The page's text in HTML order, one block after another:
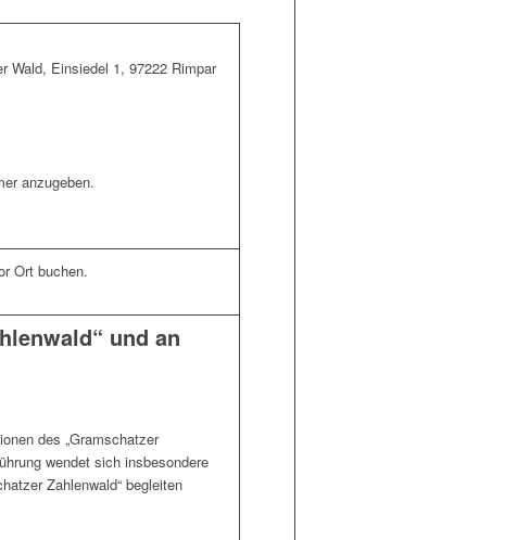
Wald, Einsiedel 1, 97222 Rimpar
anzugeben.
Ort buchen.
und an
des „Gramschatzer
wendet sich insbesondere
Zahlenwald“ begleiten